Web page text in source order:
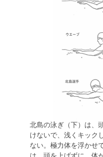
北島の泳ぎ（下）は、
けないで、浅くキック
ない。極力体を浮かせ